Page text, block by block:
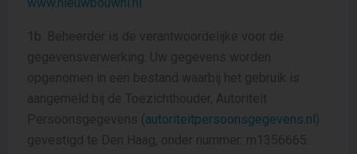
1b. Beheerder is de verantwoordelijke voor de
gegevensverwerking. Uw gegevens worden
opgenomen in een bestand waarbij het gebruik is
aangemeld bij de Toezichthouder, Autoriteit
Persoonsgegevens ( autoriteitpersoonsgegevens.nl)
gevestigd te Den Haag, onder nummer: m1356665.